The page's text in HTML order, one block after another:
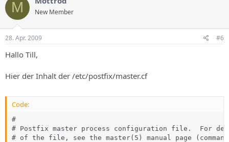
M New Member
28. Apr. 2009 #6
Hallo Till,
Hier der Inhalt der /etc/postfix/master.cf
Code:
#
# Postfix master process configuration file.  For
# of the file, see the master(5) manual page